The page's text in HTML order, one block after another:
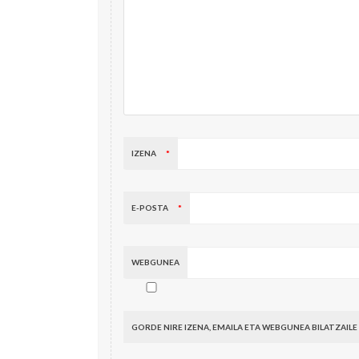
IZENA *
E-POSTA *
WEBGUNEA
GORDE NIRE IZENA, EMAILA ETA WEBGUNEA